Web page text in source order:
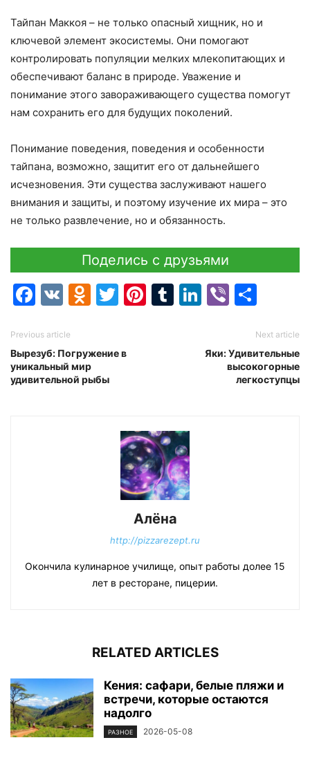
Тайпан Маккоя – не только опасный хищник, но и
ключевой элемент экосистемы. Они помогают
контролировать популяции мелких млекопитающих и
обеспечивают баланс в природе. Уважение и
понимание этого завораживающего существа помогут
нам сохранить его для будущих поколений.
Понимание поведения, поведения и особенности
тайпана, возможно, защитит его от дальнейшего
исчезновения. Эти существа заслуживают нашего
внимания и защиты, и поэтому изучение их мира – это
не только развлечение, но и обязанность.
Поделись с друзьями
Facebook
VK Odnoklassniki
Twitter
Pinterest
Tumblr
LinkedIn
Viber
Previous article
Вырезуб: Погружение в
уникальный мир
удивительной рыбы
Next article
Яки: Удивительные
высокогорные
легкоступцы
Алёна
http://pizzarezept.ru
Окончила кулинарное училище, опыт работы долее 15
лет в ресторане, пицерии.
RELATED ARTICLES
Кения: сафари, белые пляжи и
встречи, которые остаются
надолго
РАЗНОЕ 2026-05-08